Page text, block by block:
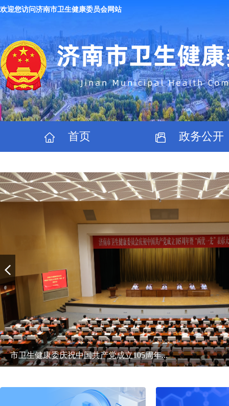
欢迎您访问济南市卫生健康委员会网站
首页 政务公开
市卫生健康委庆祝中国共产党成立105周年...